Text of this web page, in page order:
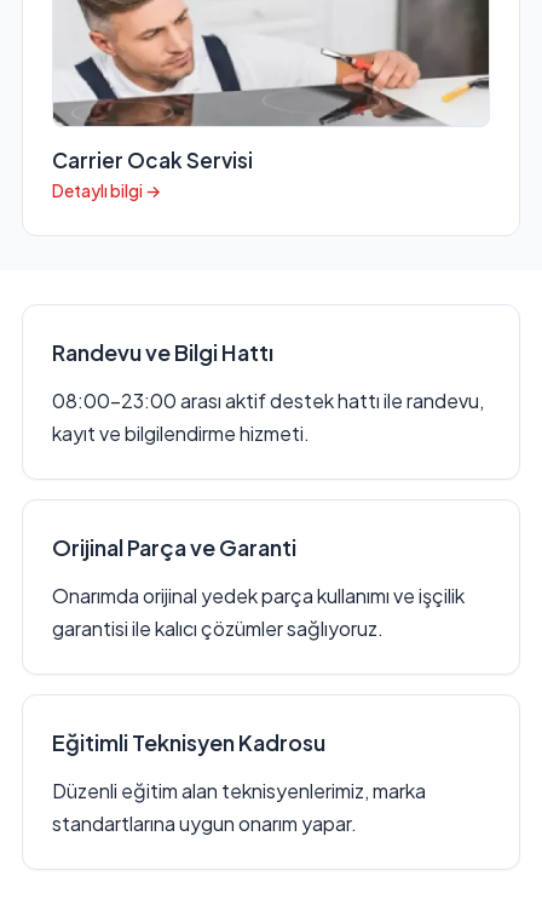
Carrier Ocak Servisi
Detaylı bilgi →
Randevu ve Bilgi Hattı
08:00–23:00 arası aktif destek hattı ile randevu,
kayıt ve bilgilendirme hizmeti.
Orijinal Parça ve Garanti
Onarımda orijinal yedek parça kullanımı ve işçilik
garantisi ile kalıcı çözümler sağlıyoruz.
Eğitimli Teknisyen Kadrosu
Düzenli eğitim alan teknisyenlerimiz, marka
standartlarına uygun onarım yapar.